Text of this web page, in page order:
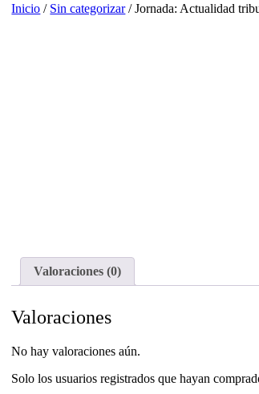
Inicio / Sin categorizar/ Jornada: Actualidad
Valoraciones (0)
Valoraciones
No hay valoraciones aún.
Solo los usuarios registrados que hayan